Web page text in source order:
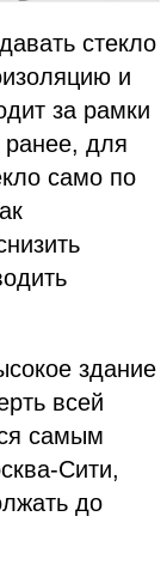
стекло
и
за рамки
ранее, для
само по
здание
всей
самым
Сити,
до